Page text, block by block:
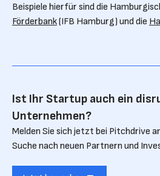
Beispiele hierfür sind die
Förderbank(IFB Hamburg) und die
Ist Ihr Startup auch ein
Unternehmen?
Melden Sie sich jetzt bei Pitchdrive
Suche nach neuen Partnern und